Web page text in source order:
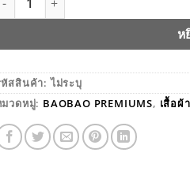
ห
หัสสินค้า:ไม่ระบุ
วดหมู่: BAOBAO PREMIUMS, เสื้อผ้า